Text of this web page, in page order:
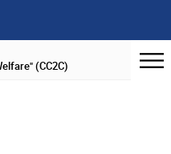
(CC2C)